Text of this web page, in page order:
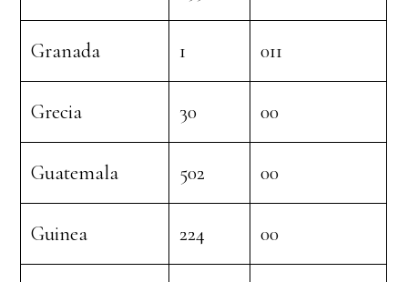
Granada 1 011
Grecia 30 00
Guatemala 502 00
Guinea 224 00